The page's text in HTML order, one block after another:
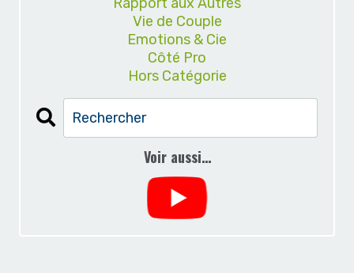
Vie de Couple
Emotions & Cie
Côté Pro
Hors Catégorie
Voir aussi…